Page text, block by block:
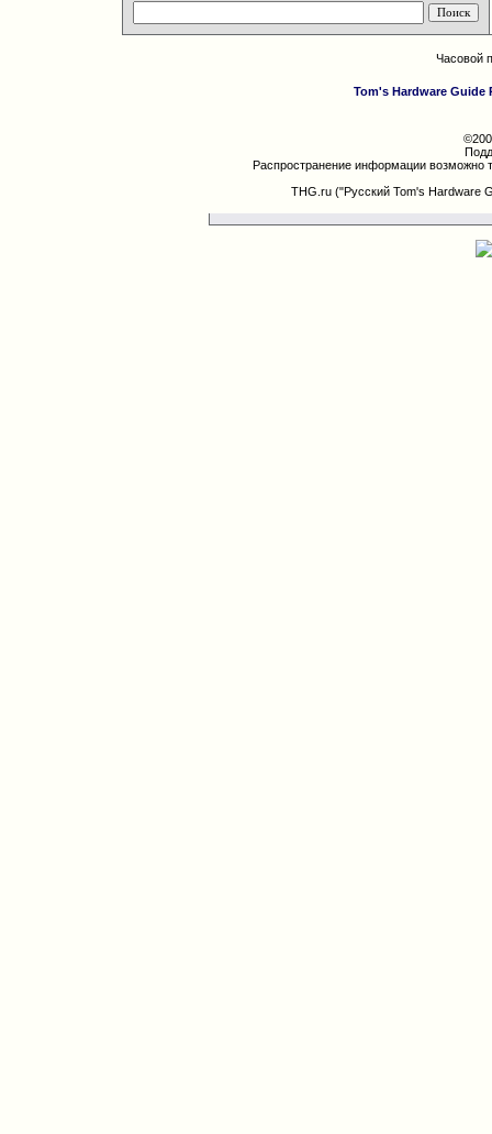
Часовой
Tom's Hardware Guide
Распространение информации возможно
THG.ru ("Русский Tom's Hardware